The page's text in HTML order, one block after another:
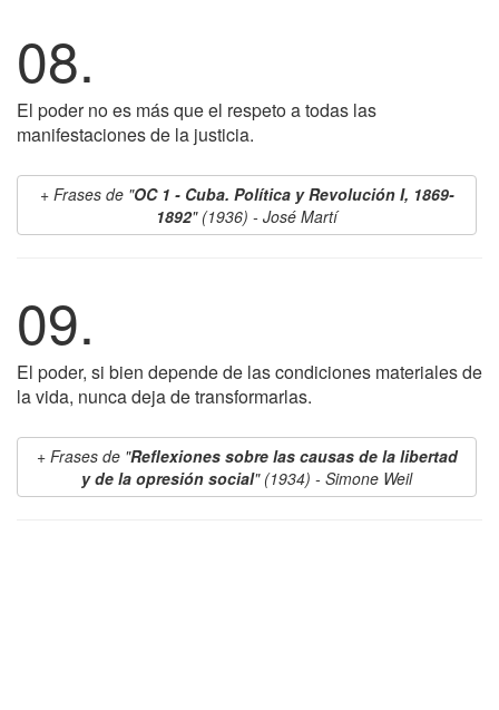
08.
El poder no es más que el respeto a todas las
manifestaciones de la justicia.
Frases de "OC 1 - Cuba. Política y Revolución I, 1869-
1892" (1936) - José Martí
09.
El poder, si bien depende de las condiciones materiales de
la vida, nunca deja de transformarlas.
Frases de "Reflexiones sobre las causas de la libertad
y de la opresión social" (1934) - Simone Weil